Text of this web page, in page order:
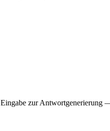
zur Antwortgenerierung